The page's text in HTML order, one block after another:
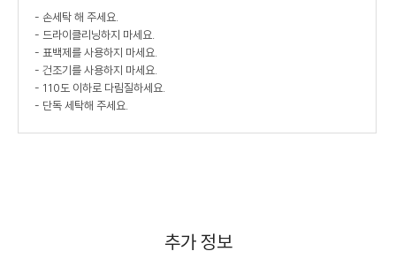
- 손세탁 해 주세요.
- 드라이클리닝하지 마세요.
- 표백제를 사용하지 마세요.
- 건조기를 사용하지 마세요.
- 110도 이하로 다림질하세요.
- 단독 세탁해 주세요.
추가 정보